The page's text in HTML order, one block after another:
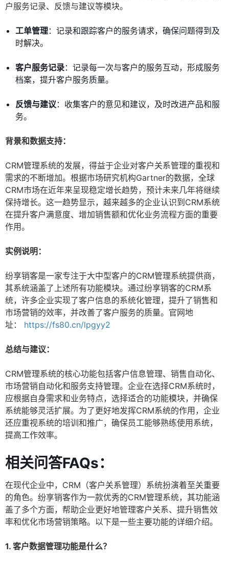
户服务记录、反馈与建议等模块。
工单管理：记录和跟踪客户的服务请求，确保问题得到及
时解决。
客户服务记录：记录每一次与客户的服务互动，形成服务
档案，提升客户服务质量。
反馈与建议：收集客户的意见和建议，及时改进产品和服
务。
背景和数据支持：
CRM管理系统的发展，得益于企业对客户关系管理的重视和
需求的不断增加。根据市场研究机构Gartner的数据，全球
CRM市场在近年来呈现稳定增长趋势，预计未来几年将继续
保持增长。这一趋势显示，越来越多的企业认识到CRM系统
在提升客户满意度、增加销售额和优化业务流程方面的重要
作用。
实例说明：
纷享销客是一家专注于大中型客户的CRM管理系统提供商，
其系统涵盖了上述所有功能模块。通过纷享销客的CRM系
统，许多企业实现了客户信息的系统化管理，提升了销售和
市场营销的效率，并改善了客户服务的质量。官网地
址：
https://fs80.cn/lpgyy2
总结与建议：
CRM管理系统的核心功能包括客户信息管理、销售自动化、
市场营销自动化和服务支持管理。企业在选择CRM系统时，
应根据自身需求和业务特点，选择适合的功能模块，并确保
系统能够灵活扩展。为了更好地发挥CRM系统的作用，企业
还应重视系统的培训和推广，确保员工能够熟练使用系统，
提高工作效率。
相关问答FAQs：
在现代企业中，CRM（客户关系管理）系统扮演着至关重要
的角色。纷享销客作为一款优秀的CRM管理系统，其功能涵
盖了多个方面，帮助企业更好地管理客户关系、提升销售效
率和优化市场营销策略。以下是一些主要功能的详细介绍。
1. 客户数据管理功能是什么？